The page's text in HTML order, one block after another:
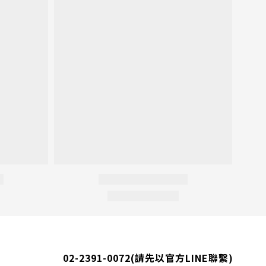
02-2391-0072(請先以官方LINE聯繫)